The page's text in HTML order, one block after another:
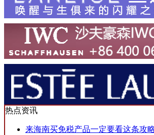
热点资讯
来海南买免税产品一定要看这条攻